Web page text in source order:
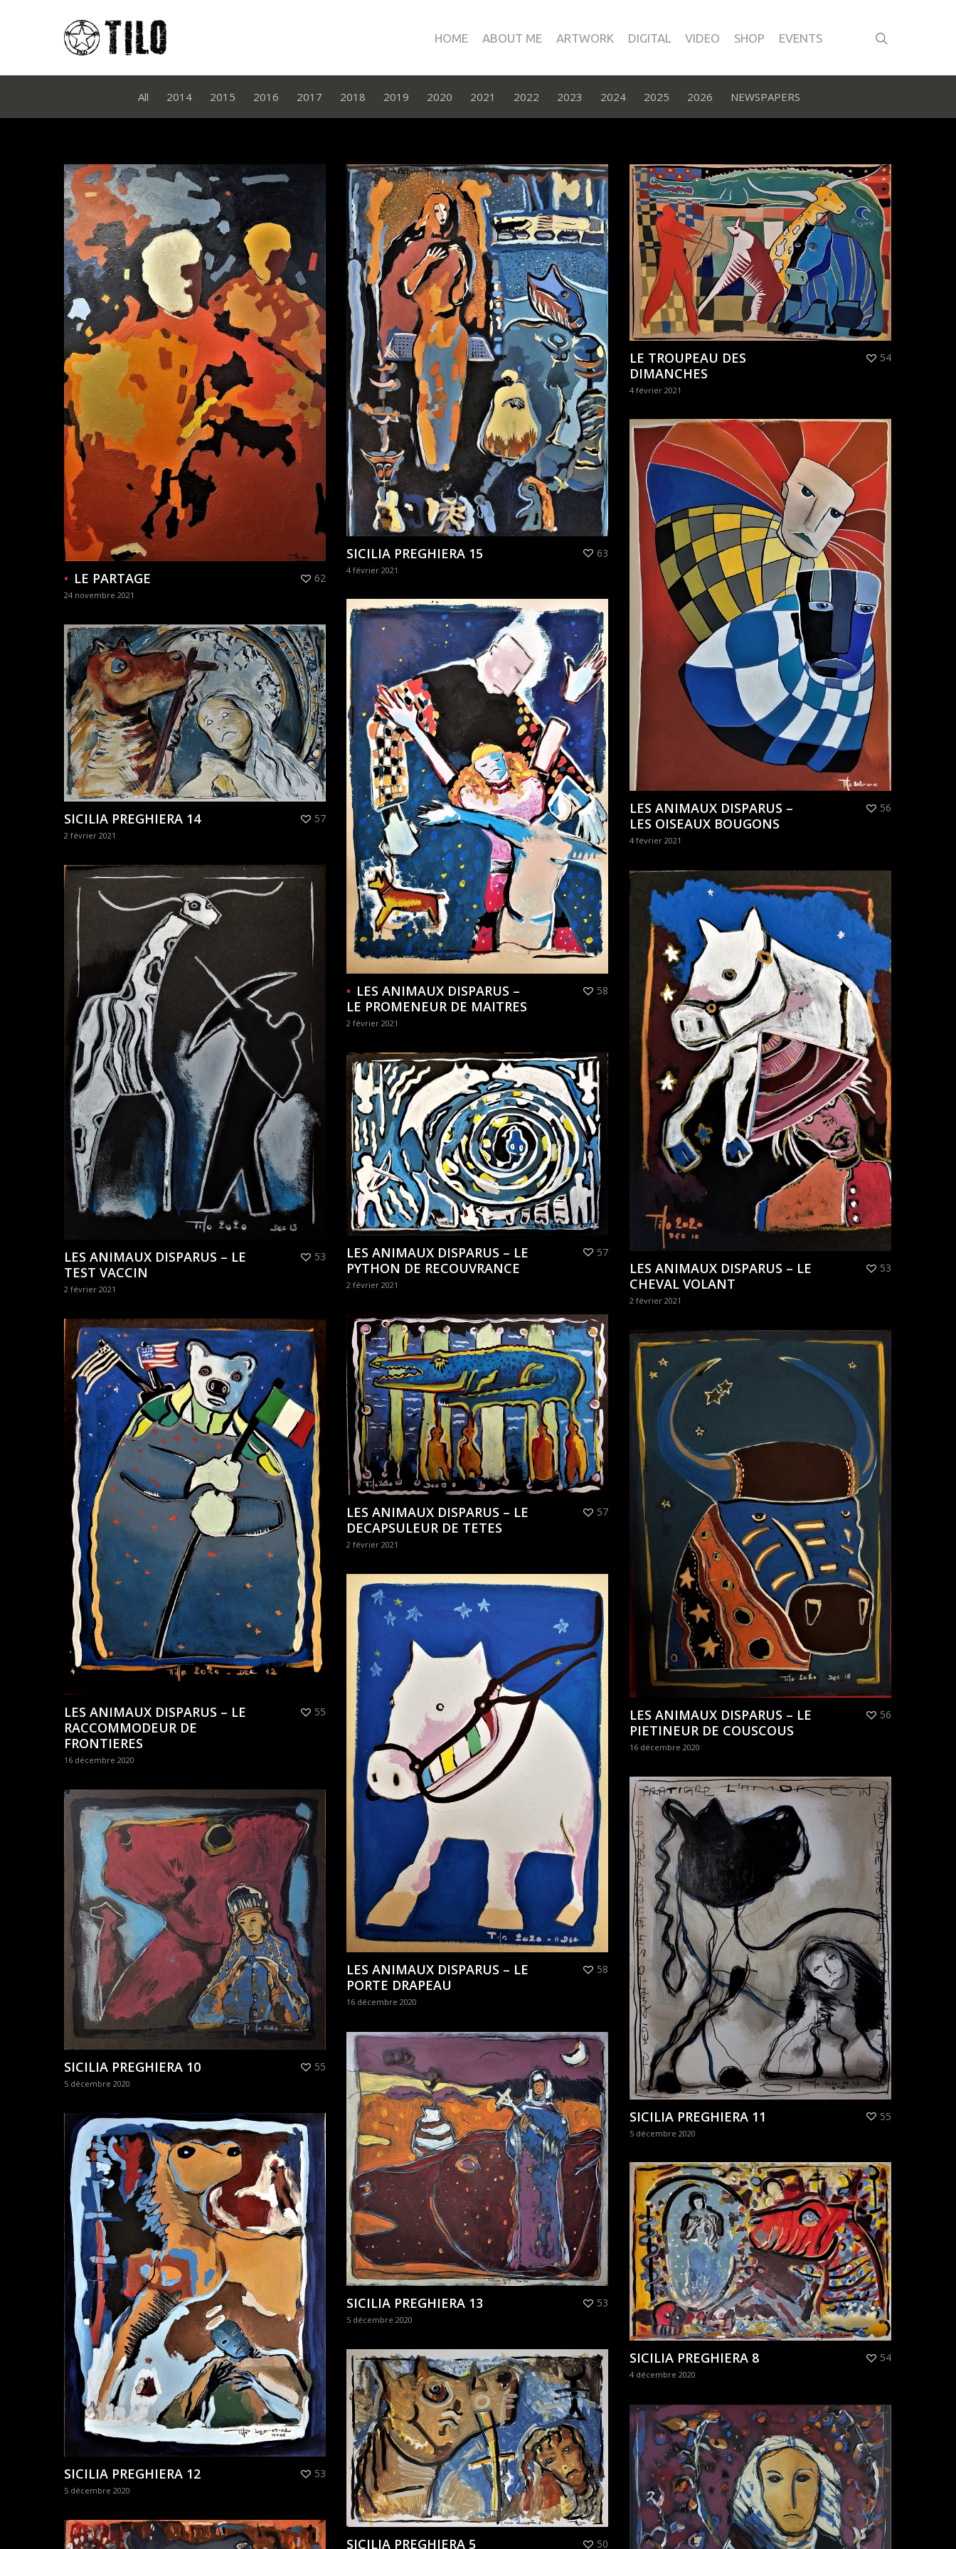
HOME ABOUT ME ARTWORK DIGITAL VIDEO SHOP EVENTS
All 2014 2015 2016 2017 2018 2019 2020 2021 2022 2023 2024 2025 2026 NEWSPAPERS
LE PARTAGE
24 novembre 2021
62
SICILIA PREGHIERA 15
4 février 2021
63
LE TROUPEAU DES
DIMANCHES
4 février 2021
54
LES ANIMAUX DISPARUS –
LES OISEAUX BOUGONS
4 février 2021
56
LES ANIMAUX DISPARUS –
LE PROMENEUR DE MAITRES
2 février 2021
58
SICILIA PREGHIERA 14
2 février 2021
57
LES ANIMAUX DISPARUS – LE
TEST VACCIN
2 février 2021
53
LES ANIMAUX DISPARUS – LE
CHEVAL VOLANT
2 février 2021
53
LES ANIMAUX DISPARUS – LE
PYTHON DE RECOUVRANCE
2 février 2021
57
LES ANIMAUX DISPARUS – LE
DECAPSULEUR DE TETES
2 février 2021
57
LES ANIMAUX DISPARUS – LE
RACCOMMODEUR DE
FRONTIERES
16 décembre 2020
55
LES ANIMAUX DISPARUS – LE
PIETINEUR DE COUSCOUS
16 décembre 2020
56
LES ANIMAUX DISPARUS – LE
PORTE DRAPEAU
16 décembre 2020
58
SICILIA PREGHIERA 11
5 décembre 2020
55
SICILIA PREGHIERA 10
5 décembre 2020
55
SICILIA PREGHIERA 13
5 décembre 2020
53
SICILIA PREGHIERA 12
5 décembre 2020
53
SICILIA PREGHIERA 8
4 décembre 2020
54
SICILIA PREGHIERA 5 50